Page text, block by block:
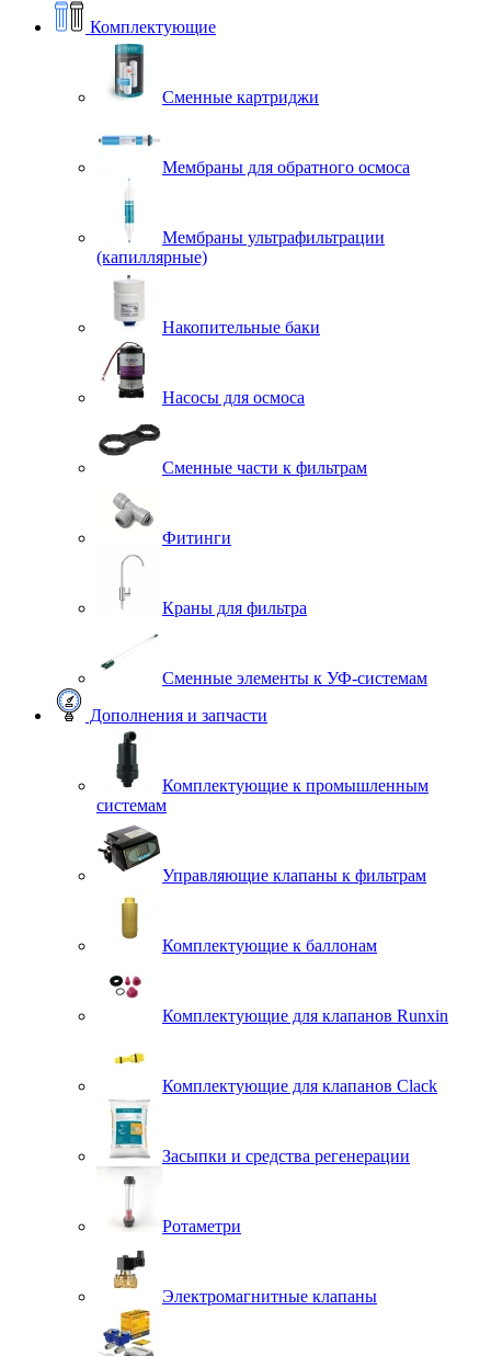
Комплектующие
Сменные картриджи
Мембраны для обратного осмоса
Мембраны ультрафильтрации
(капиллярные)
Накопительные баки
Насосы для осмоса
Сменные части к фильтрам
Фитинги
Краны для фильтра
Сменные элементы к УФ-системам
Дополнения и запчасти
Комплектующие к промышленным
системам
Управляющие клапаны к фильтрам
Комплектующие к баллонам
Комплектующие для клапанов Runxin
Комплектующие для клапанов Clack
Засыпки и средства регенерации
Ротаметри
Электромагнитные клапаны